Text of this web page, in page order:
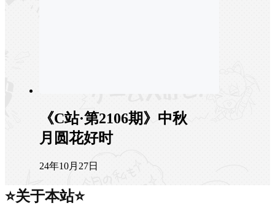
《C站·第2106期》中秋
月圆花好时
24年10月27日
⭐关于本站⭐